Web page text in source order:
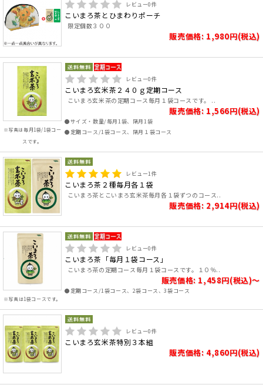
レビュー0件
こいまろ茶とひまわりポーチ
限定個数３００
販売価格: 1,980円(税込)
※写真は毎月1袋/1袋コー
スです。
レビュー0件
こいまろ玄米茶２４０ｇ定期コース
こいまろ玄米茶の定期コース毎月１袋コースです。 ..
販売価格: 1,566円(税込)
●サイズ・数量/毎月1袋、隔月1袋
●定期コース/1袋コース、隔月１袋コース
レビュー1件
こいまろ茶２種毎月各１袋
こいまろ茶とこいまろ玄米茶毎月各１袋ずつのコース..
販売価格: 2,914円(税込)
※写真は1袋コースです。
レビュー0件
こいまろ茶「毎月１袋コース」
こいまろ茶の定期コース毎月１袋コースです。１０％..
販売価格: 1,458円(税込)～
●定期コース/1袋コース、2袋コース、3袋コース
レビュー0件
こいまろ玄米茶特別３本組
販売価格: 4,860円(税込)